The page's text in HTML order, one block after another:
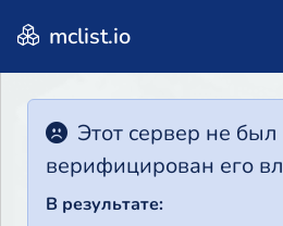
mclist.io
Этот сервер не был
верифицирован его
В результате: